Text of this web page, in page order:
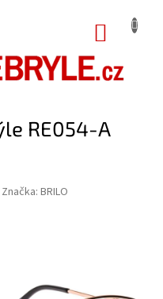
RE054-A
Značka: BRILO